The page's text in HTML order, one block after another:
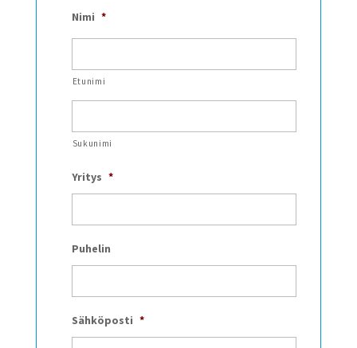
Nimi *
Etunimi
Sukunimi
Yritys *
Puhelin
Sähköposti *